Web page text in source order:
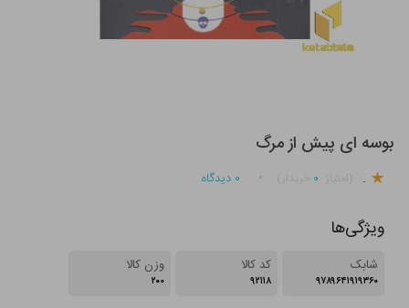
بوسه ای پیش از مرگ
. ۰ ۰ دیدگاه
ویژگی‌ها
شابک
۹۷۸۹۶۴۱۹۱۹۳۶۰
کد کالا
۹۲۱۱۸
وزن کالا
۲۰۰